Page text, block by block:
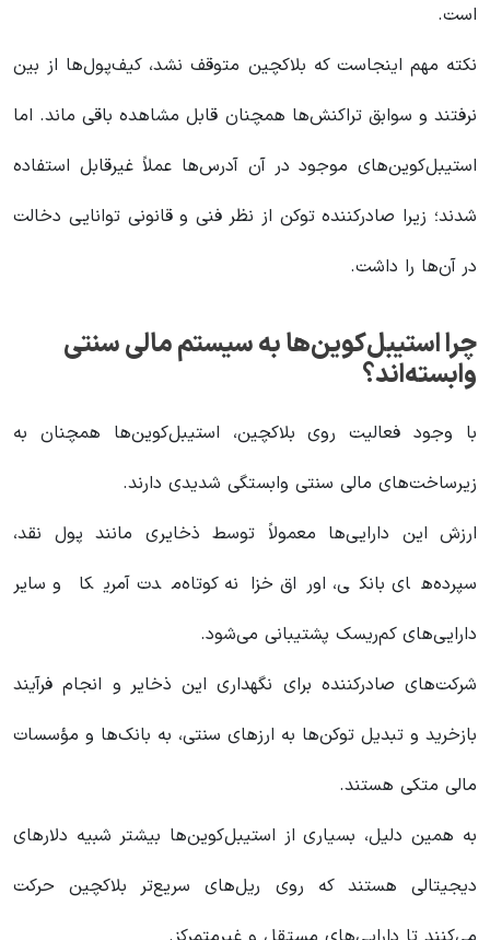
است.
نکته مهم اینجاست که بلاکچین متوقف نشد، کیف‌پول‌ها از بین
نرفتند و سوابق تراکنش‌ها همچنان قابل مشاهده باقی ماند. اما
استیبل‌کوین‌های موجود در آن آدرس‌ها عملاً غیرقابل استفاده
شدند؛ زیرا صادرکننده توکن از نظر فنی و قانونی توانایی دخالت
در آن‌ها را داشت.
چرا استیبل‌کوین‌ها به سیستم مالی سنتی
وابسته‌اند؟
با وجود فعالیت روی بلاکچین، استیبل‌کوین‌ها همچنان به
زیرساخت‌های مالی سنتی وابستگی شدیدی دارند.
ارزش این دارایی‌ها معمولاً توسط ذخایری مانند پول نقد،
سپرده‌های بانکی، اوراق خزانه کوتاه‌مدت آمریکا و سایر
دارایی‌های کم‌ریسک پشتیبانی می‌شود.
شرکت‌های صادرکننده برای نگهداری این ذخایر و انجام فرآیند
بازخرید و تبدیل توکن‌ها به ارزهای سنتی، به بانک‌ها و مؤسسات
مالی متکی هستند.
به همین دلیل، بسیاری از استیبل‌کوین‌ها بیشتر شبیه دلارهای
دیجیتالی هستند که روی ریل‌های سریع‌تر بلاکچین حرکت